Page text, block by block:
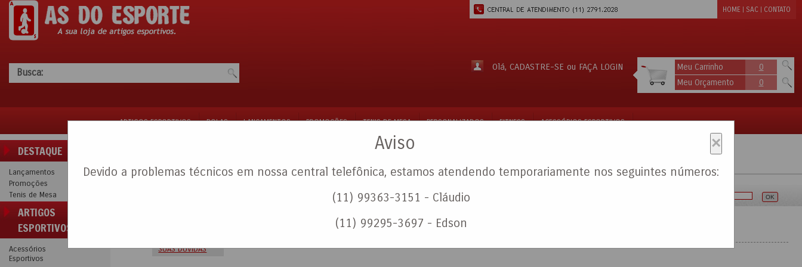
×
Aviso
Devido a problemas técnicos em nossa central telefônica, estamos atendendo temporariamente nos seguintes números:
(11) 99363-3151 - Cláudio
(11) 99295-3697 - Edson
HOME SAC CONTATO
Busca: Meu Carrinho
0
Meu Orçamento
0
Olá, CADASTRE-SE ou FAÇA LOGIN
ARTIGOS ESPORTIVOS BOLAS LANÇAMENTOS PROMOÇÕES TENIS DE MESA PERSONALIZADOS FITNESS
ACESSÓRIOS ESPORTIVOS
DESTAQUE
Lançamentos
Promoções
Tenis de Mesa
ARTIGOS
ESPORTIVOS
Acessórios
Esportivos
SUAS DUVIDAS
MULHERES - TIRE SUAS DUVIDAS